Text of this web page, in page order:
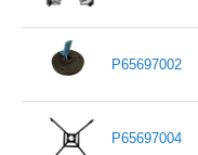
P65697002
P65697004